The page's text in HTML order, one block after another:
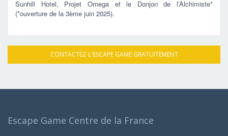
Sunhill Hotel, Projet Omega et le Donjon de l’Alchimiste*
(*ouverture de la 3ème juin 2025).
CONTACTEZ L'ESCAPE GAME GRATUITEMENT
Escape Game Centre de la France